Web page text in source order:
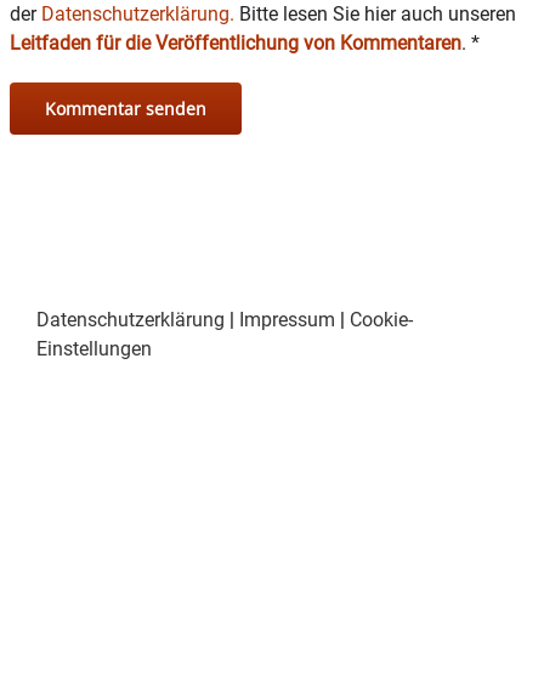
der Datenschutzerklärung. Bitte lesen Sie hier auch unseren
Leitfaden für die Veröffentlichung von Kommentaren. *
Datenschutzerklärung | Impressum | Cookie-
Einstellungen